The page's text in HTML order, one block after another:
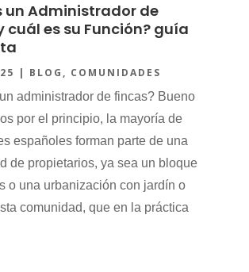
un Administrador de
cuál es su Función? guía
| BLOG , COMUNIDADES
administrador de fincas? Bueno
por el principio, la mayoría de
españoles forman parte de una
de propietarios, ya sea un bloque
o una urbanización con jardín o
comunidad, que en la práctica